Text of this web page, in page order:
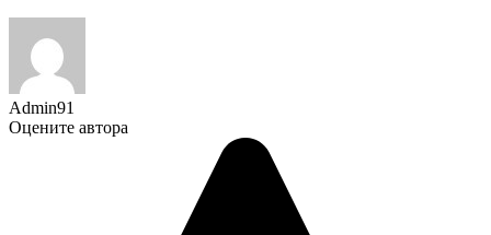
Admin91
Оцените автора